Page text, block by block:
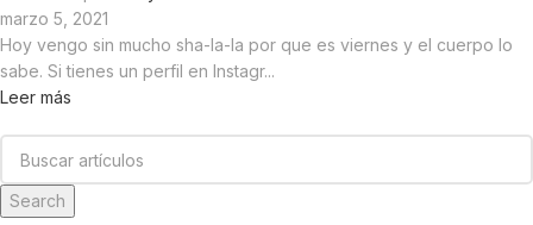
marzo 5, 2021
Hoy vengo sin mucho sha-la-la por que es viernes y el cuerpo lo
sabe. Si tienes un perfil en Instagr...
Leer más
Search